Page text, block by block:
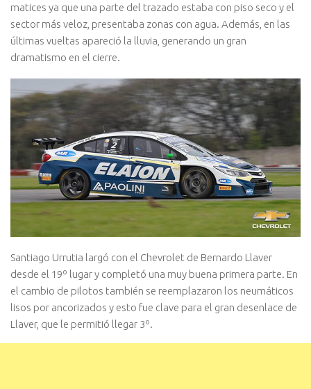
matices ya que una parte del trazado estaba con piso seco y el
sector más veloz, presentaba zonas con agua. Además, en las
últimas vueltas apareció la lluvia, generando un gran
dramatismo en el cierre.
Santiago Urrutia largó con el Chevrolet de Bernardo Llaver
desde el 19º lugar y completó una muy buena primera parte. En
el cambio de pilotos también se reemplazaron los neumáticos
lisos por ancorizados y esto fue clave para el gran desenlace de
Llaver, que le permitió llegar 3º.